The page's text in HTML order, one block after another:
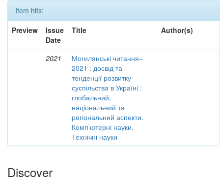
Item hits:
Preview
Issue
Date
Title Author(s)
2021
Могилянські читання–
2021 : досвід та
тенденції розвитку
суспільства в Україні :
глобальний,
національний та
регіональний аспекти.
Комп’ютерні науки.
Технічні науки
Discover